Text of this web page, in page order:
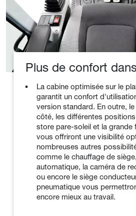
Plus de confort
La cabine optimisée sur le
garantit un confort
version standard. En outre,
côté, les différentes
store pare-soleil et la grande
vous offriront une visibilité
nombreuses autres
comme le chauffage de
automatique, la caméra de
ou encore le siège
pneumatique vous
encore mieux au travail.